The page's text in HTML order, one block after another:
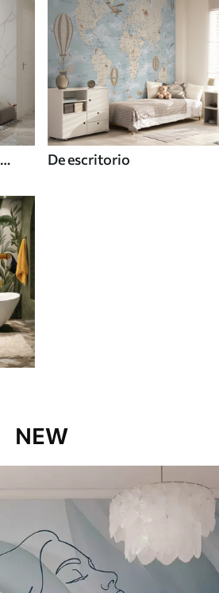
De escritorio
NEW